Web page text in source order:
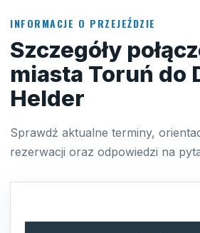
INFORMACJE O PRZEJEŹDZIE
Szczegóły
miasta Toruń do
Helder
Sprawdź aktualne terminy,
rezerwacji oraz odpowiedzi na